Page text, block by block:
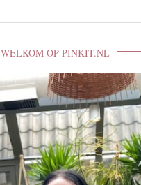
WELKOM OP PINKIT.NL